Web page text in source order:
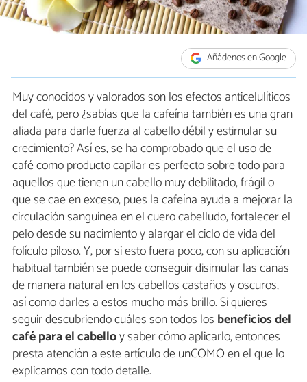
Añádenos en Google
Muy conocidos y valorados son los efectos anticelulíticos
del café, pero ¿sabías que la cafeína también es una gran
aliada para darle fuerza al cabello débil y estimular su
crecimiento? Así es, se ha comprobado que el uso de
café como producto capilar es perfecto sobre todo para
aquellos que tienen un cabello muy debilitado, frágil o
que se cae en exceso, pues la cafeína ayuda a mejorar la
circulación sanguínea en el cuero cabelludo, fortalecer el
pelo desde su nacimiento y alargar el ciclo de vida del
folículo piloso. Y, por si esto fuera poco, con su aplicación
habitual también se puede conseguir disimular las canas
de manera natural en los cabellos castaños y oscuros,
así como darles a estos mucho más brillo. Si quieres
seguir descubriendo cuáles son todos los beneficios del
café para el cabelloy saber cómo aplicarlo, entonces
presta atención a este artículo de unCOMO en el que lo
explicamos con todo detalle.